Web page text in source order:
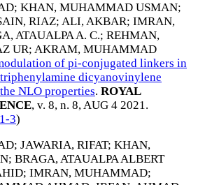
; KHAN, MUHAMMAD USMAN;
RIAZ; ALI, AKBAR; IMRAN,
ATAUALPA A. C.; REHMAN,
UR; AKRAM, MUHAMMAD
of pi-conjugated linkers in
dicyanovinylene
NLO properties. ROYAL
, v. 8, n. 8,AUG 4 2021.
3)
; JAWARIA, RIFAT; KHAN,
; BRAGA, ATAUALPA ALBERT
; IMRAN, MUHAMMAD;